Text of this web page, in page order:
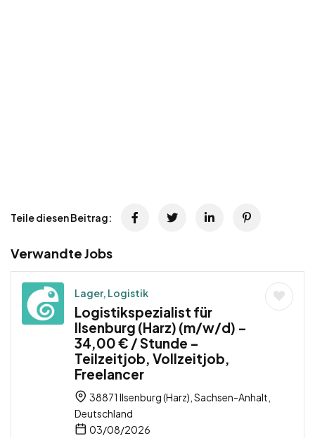
Teile diesen Beitrag:
Verwandte Jobs
Lager, Logistik
Logistikspezialist für
Ilsenburg (Harz) (m/w/d) –
34,00 € / Stunde –
Teilzeitjob, Vollzeitjob,
Freelancer
38871 Ilsenburg (Harz), Sachsen-Anhalt,
Deutschland
03/08/2026